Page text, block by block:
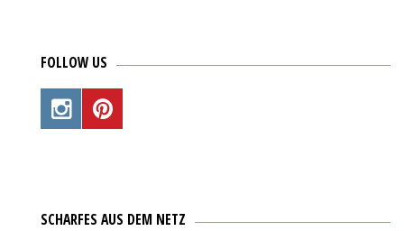
FOLLOW US
SCHARFES AUS DEM NETZ